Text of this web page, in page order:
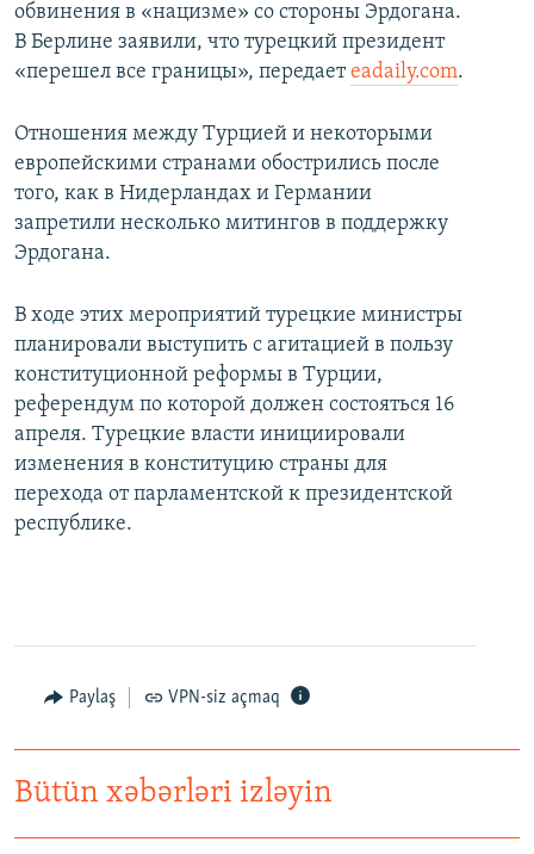
обвинения в «нацизме» со стороны Эрдогана.
В Берлине заявили, что турецкий президент
«перешел все границы», передаетeadaily.com.
Отношения между Турцией и некоторыми
европейскими странами обострились после
того, как в Нидерландах и Германии
запретили несколько митингов в поддержку
Эрдогана.
В ходе этих мероприятий турецкие министры
планировали выступить с агитацией в пользу
конституционной реформы в Турции,
референдум по которой должен состояться 16
апреля. Турецкие власти инициировали
изменения в конституцию страны для
перехода от парламентской к президентской
республике.
Paylaş VPN-siz açmaq
Bütün xəbərləri izləyin